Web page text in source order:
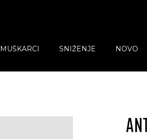
MUŠKARCI SNIŽENJE NOVO